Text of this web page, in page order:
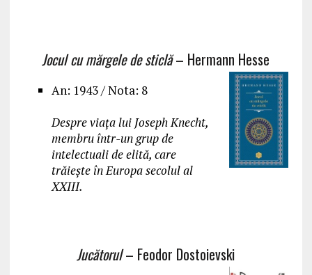
Jocul cu mărgele de sticlă– Hermann Hesse
An: 1943 / Nota: 8
Despre viaţa lui Joseph Knecht,
membru într-un grup de
intelectuali de elită, care
trăieşte în Europa secolul al
XXIII.
Jucătorul– Feodor Dostoievski